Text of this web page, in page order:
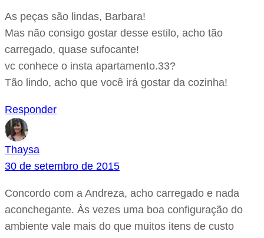
As peças são lindas, Barbara!
Mas não consigo gostar desse estilo, acho tão
carregado, quase sufocante!
vc conhece o insta apartamento.33?
Tão lindo, acho que você irá gostar da cozinha!
Responder
Thaysa
30 de setembro de 2015
Concordo com a Andreza, acho carregado e nada
aconchegante. Às vezes uma boa configuração do
ambiente vale mais do que muitos itens de custo